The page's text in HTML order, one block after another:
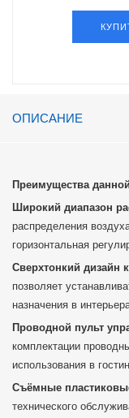
ОПИСАНИЕ
Преимущества
Широкий диапазон
распределения
горизонтальная
Сверхтонкий дизайн
позволяет
назначения в
Проводной пульт
комплектации
использования в
Съёмные
технического